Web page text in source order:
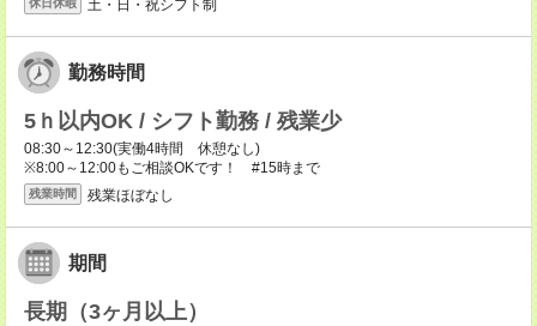
休日休暇 土・日・祝シフト制
勤務時間
5ｈ以内OK / シフト勤務 / 残業少
08:30～12:30(実働4時間 休憩なし)
※8:00～12:00もご相談OKです！ #15時まで
残業時間 残業ほぼなし
期間
長期（3ヶ月以上）